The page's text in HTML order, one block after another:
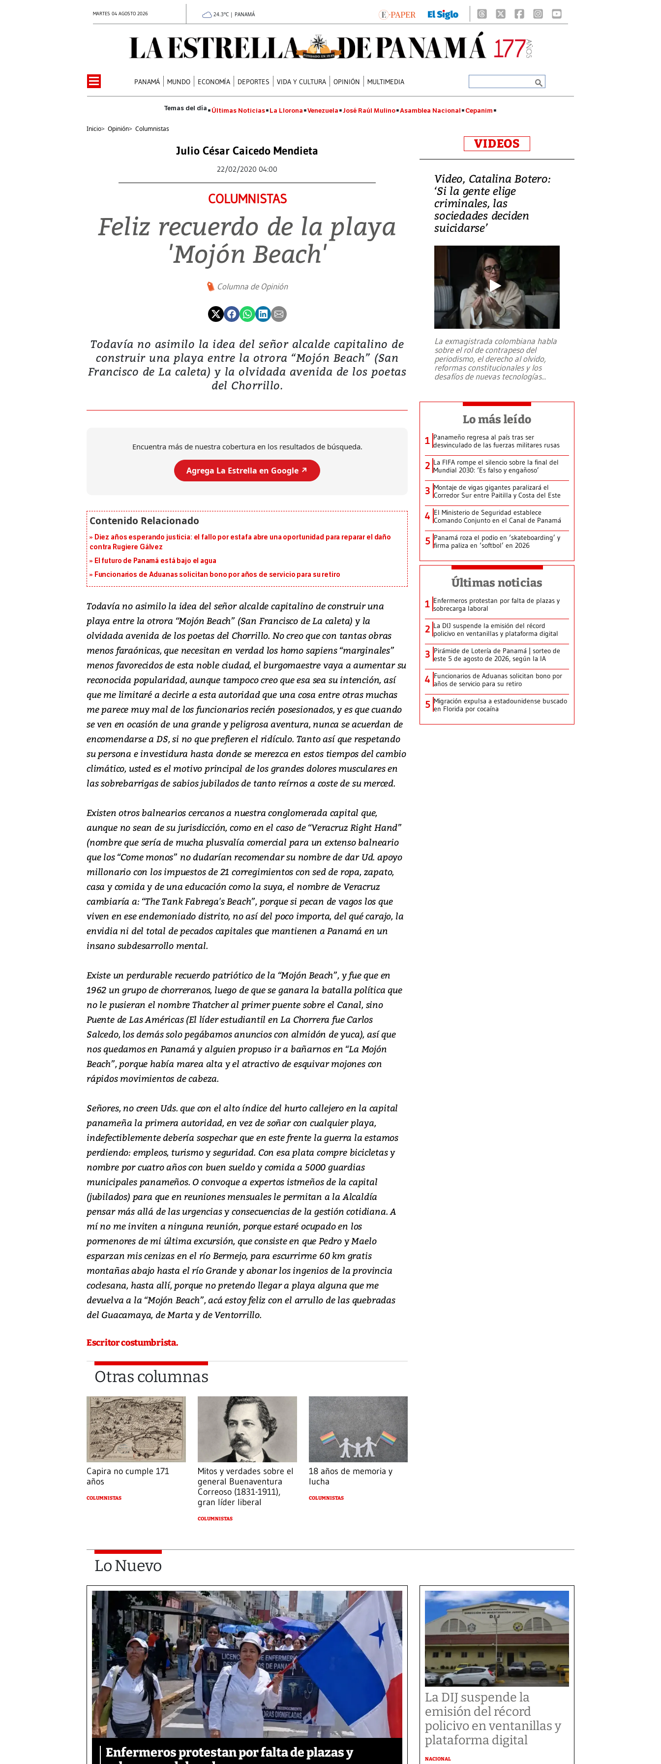
MARTES 04 AGOSTO 2026 24.3°C | PANAMÁ
PANAMÁ MUNDO ECONOMÍA DEPORTES VIDA Y CULTURA OPINIÓN MULTIMEDIA
Últimas Noticias La Llorona Venezuela José Raúl Mulino Asamblea Nacional Cepanim
Inicio> Opinión> Columnistas
Julio César Caicedo Mendieta
22/02/2020 04:00
COLUMNISTAS
Feliz recuerdo de la playa
'Mojón Beach'
Columna de Opinión
Todavía no asimilo la idea del señor alcalde capitalino de
construir una playa entre la otrora “Mojón Beach” (San
Francisco de La caleta) y la olvidada avenida de los poetas
del Chorrillo.
Encuentra más de nuestra cobertura en los resultados de búsqueda.
Agrega La Estrella en Google ↗️
Diez años esperando justicia: el fallo por estafa abre una oportunidad para reparar el daño
contra Rugiere Gálvez
El futuro de Panamá está bajo el agua
Funcionarios de Aduanas solicitan bono por años de servicio para su retiro
Todavía no asimilo la idea del señor alcalde capitalino de construir una
playa entre la otrora “Mojón Beach” (San Francisco de La caleta) y la
olvidada avenida de los poetas del Chorrillo. No creo que con tantas obras
menos faraónicas, que necesitan en verdad los homo sapiens “marginales”
menos favorecidos de esta noble ciudad, el burgomaestre vaya a aumentar su
reconocida popularidad, aunque tampoco creo que esa sea su intención, así
que me limitaré a decirle a esta autoridad que una cosa entre otras muchas
me parece muy mal de los funcionarios recién posesionados, y es que cuando
se ven en ocasión de una grande y peligrosa aventura, nunca se acuerdan de
encomendarse a DS, si no que prefieren el ridículo. Tanto así que respetando
su persona e investidura hasta donde se merezca en estos tiempos del cambio
climático, usted es el motivo principal de los grandes dolores musculares en
las sobrebarrigas de sabios jubilados de tanto reírnos a coste de su merced.
Existen otros balnearios cercanos a nuestra conglomerada capital que,
aunque no sean de su jurisdicción, como en el caso de “Veracruz Right Hand”
(nombre que sería de mucha plusvalía comercial para un extenso balneario
que los “Come monos” no dudarían recomendar su nombre de dar Ud. apoyo
millonario con los impuestos de 21 corregimientos con sed de ropa, zapato,
casa y comida y de una educación como la suya, el nombre de Veracruz
cambiaría a: “The Tank Fabrega's Beach”, porque si pecan de vagos los que
viven en ese endemoniado distrito, no así del poco importa, del qué carajo, la
envidia ni del total de pecados capitales que mantienen a Panamá en un
insano subdesarrollo mental.
Existe un perdurable recuerdo patriótico de la “Mojón Beach”, y fue que en
1962 un grupo de chorreranos, luego de que se ganara la batalla política que
no le pusieran el nombre Thatcher al primer puente sobre el Canal, sino
Puente de Las Américas (El líder estudiantil en La Chorrera fue Carlos
Salcedo, los demás solo pegábamos anuncios con almidón de yuca), así que
nos quedamos en Panamá y alguien propuso ir a bañarnos en “La Mojón
Beach”, porque había marea alta y el atractivo de esquivar mojones con
rápidos movimientos de cabeza.
Señores, no creen Uds. que con el alto índice del hurto callejero en la capital
panameña la primera autoridad, en vez de soñar con cualquier playa,
indefectiblemente debería sospechar que en este frente la guerra la estamos
perdiendo: empleos, turismo y seguridad. Con esa plata compre bicicletas y
nombre por cuatro años con buen sueldo y comida a 5000 guardias
municipales panameños. O convoque a expertos istmeños de la capital
(jubilados) para que en reuniones mensuales le permitan a la Alcaldía
pensar más allá de las urgencias y consecuencias de la gestión cotidiana. A
mí no me inviten a ninguna reunión, porque estaré ocupado en los
pormenores de mi última excursión, que consiste en que Pedro y Maelo
esparzan mis cenizas en el río Bermejo, para escurrirme 60 km gratis
montañas abajo hasta el río Grande y abonar los ingenios de la provincia
coclesana, hasta allí, porque no pretendo llegar a playa alguna que me
devuelva a la “Mojón Beach”, acá estoy feliz con el arrullo de las quebradas
del Guacamaya, de Marta y de Ventorrillo.
Escritor costumbrista.
Otras columnas
Capira no cumple 171
años
COLUMNISTAS
Mitos y verdades sobre el
general Buenaventura
Correoso (1831-1911),
gran líder liberal
COLUMNISTAS
18 años de memoria y
lucha
COLUMNISTAS
VIDEOS
Video, Catalina Botero:
‘Si la gente elige
criminales, las
sociedades deciden
suicidarse’
La exmagistrada colombiana habla
sobre el rol de contrapeso del
periodismo, el derecho al olvido,
reformas constitucionales y los
desafíos de nuevas tecnologías...
Lo más leído
1 Panameño regresa al país tras ser
desvinculado de las fuerzas militares rusas
2 La FIFA rompe el silencio sobre la final del
Mundial 2030: ‘Es falso y engañoso’
3 Montaje de vigas gigantes paralizará el
Corredor Sur entre Paitilla y Costa del Este
4 El Ministerio de Seguridad establece
Comando Conjunto en el Canal de Panamá
5 Panamá roza el podio en ‘skateboarding’ y
firma paliza en ‘softbol’ en 2026
Últimas noticias
1 Enfermeros protestan por falta de plazas y
sobrecarga laboral
2 La DIJ suspende la emisión del récord
policivo en ventanillas y plataforma digital
3 Pirámide de Lotería de Panamá | sorteo de
este 5 de agosto de 2026, según la IA
4 Funcionarios de Aduanas solicitan bono por
años de servicio para su retiro
5 Migración expulsa a estadounidense buscado
en Florida por cocaína
Lo Nuevo
Enfermeros protestan por falta de plazas y
La DIJ suspende la
emisión del récord
policivo en ventanillas y
plataforma digital
NACIONAL